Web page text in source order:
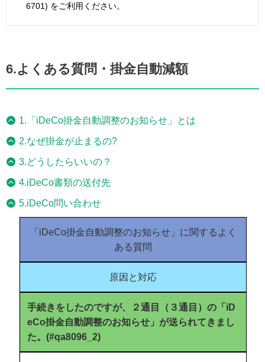
6701) をご利用ください。
6.よくある質問・掛金自動減額
1.「iDeCo掛金自動調整のお知らせ」とは
2.なぜ掛金が止まるの?
3.どうしたらいいの？
4.iDeCo書類の送付先
5.iDeCo問い合わせ
「iDeCo掛金自動調整のお知らせ」に関するよく
ある質問
原因と対応
手続きをしたのですが、２通目（３通目）の「iD
eCo掛金自動調整のお知らせ」が送られてきまし
た。(#qa8096_2)